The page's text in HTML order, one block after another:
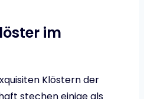
im
Klöstern der
stechen einige als